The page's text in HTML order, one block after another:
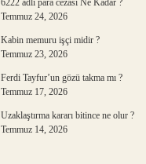
6222 adli para cezası Ne Kadar ?
Temmuz 24, 2026
Kabin memuru işçi midir ?
Temmuz 23, 2026
Ferdi Tayfur’un gözü takma mı ?
Temmuz 17, 2026
Uzaklaştırma kararı bitince ne olur ?
Temmuz 14, 2026